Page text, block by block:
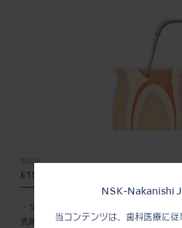
NSK-Nakanishi
当コンテンツは、歯科医療に従
製品名:
E15D
・ダイヤモンドコーティング
先端部がダイヤモンドコーティングを施し